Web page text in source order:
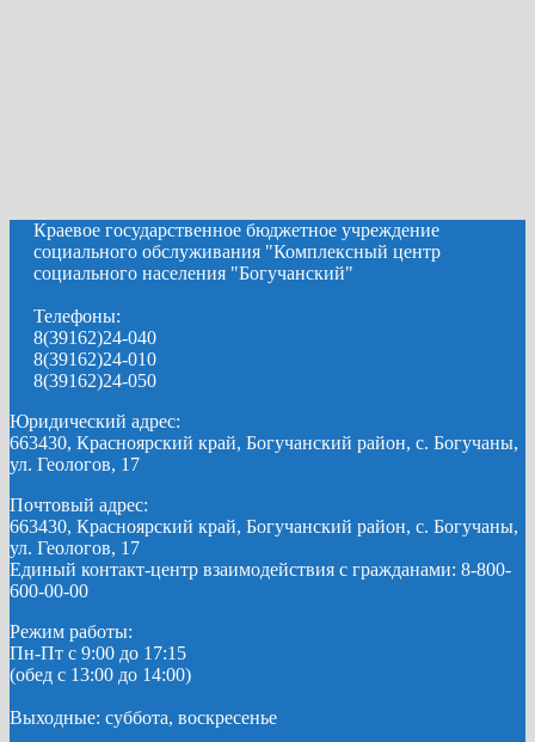
Краевое государственное бюджетное учреждение
социального обслуживания "Комплексный центр
социального населения "Богучанский"
Телефоны:
8(39162)24-040
8(39162)24-010
8(39162)24-050
Юридический адрес:
663430, Красноярский край, Богучанский район, с. Богучаны,
ул. Геологов, 17
Почтовый адрес:
663430, Красноярский край, Богучанский район, с. Богучаны,
ул. Геологов, 17
Единый контакт-центр взаимодействия с гражданами: 8-800-
600-00-00
Режим работы:
Пн-Пт с 9:00 до 17:15
(обед с 13:00 до 14:00)
Выходные: суббота, воскресенье